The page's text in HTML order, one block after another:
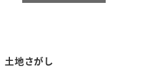
土地さがし